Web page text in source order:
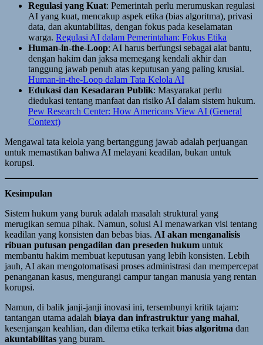
Regulasi yang Kuat: Pemerintah perlu merumuskan regulasi
AI yang kuat, mencakup aspek etika (bias algoritma), privasi
data, dan akuntabilitas, dengan fokus pada keselamatan
warga. Regulasi AI dalam Pemerintahan: Fokus Etika
Human-in-the-Loop: AI harus berfungsi sebagai alat bantu,
dengan hakim dan jaksa memegang kendali akhir dan
tanggung jawab penuh atas keputusan yang paling krusial.
Human-in-the-Loop dalam Tata Kelola AI
Edukasi dan Kesadaran Publik: Masyarakat perlu
diedukasi tentang manfaat dan risiko AI dalam sistem hukum.
Pew Research Center: How Americans View AI (General
Context)
Mengawal tata kelola yang bertanggung jawab adalah perjuangan
untuk memastikan bahwa AI melayani keadilan, bukan untuk
korupsi.
Kesimpulan
Sistem hukum yang buruk adalah masalah struktural yang
merugikan semua pihak. Namun, solusi AI menawarkan visi tentang
keadilan yang konsisten dan bebas bias. AI akan menganalisis
ribuan putusan pengadilan dan preseden hukum untuk
membantu hakim membuat keputusan yang lebih konsisten. Lebih
jauh, AI akan mengotomatisasi proses administrasi dan mempercepat
penanganan kasus, mengurangi campur tangan manusia yang rentan
korupsi.
Namun, di balik janji-janji inovasi ini, tersembunyi kritik tajam:
tantangan utama adalah biaya dan infrastruktur yang mahal,
kesenjangan keahlian, dan dilema etika terkait bias algoritma dan
akuntabilitas yang buram.